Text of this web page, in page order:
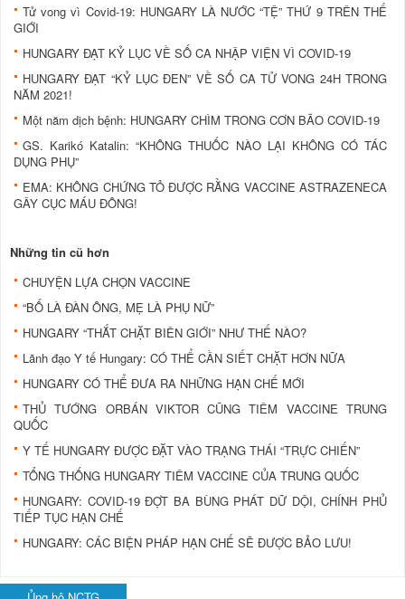
Tử vong vì Covid-19: HUNGARY LÀ NƯỚC “TỆ” THỨ 9 TRÊN THẾ
GIỚI
HUNGARY ĐẠT KỶ LỤC VỀ SỐ CA NHẬP VIỆN VÌ COVID-19
HUNGARY ĐẠT “KỶ LỤC ĐEN” VỀ SỐ CA TỬ VONG 24H TRONG
NĂM 2021!
Một năm dịch bệnh: HUNGARY CHÌM TRONG CƠN BÃO COVID-19
GS. Karikó Katalin: “KHÔNG THUỐC NÀO LẠI KHÔNG CÓ TÁC
DỤNG PHỤ”
EMA: KHÔNG CHỨNG TỎ ĐƯỢC RẰNG VACCINE ASTRAZENECA
GÂY CỤC MÁU ĐÔNG!
Những tin cũ hơn
CHUYỆN LỰA CHỌN VACCINE
“BỐ LÀ ĐÀN ÔNG, MẸ LÀ PHỤ NỮ”
HUNGARY “THẮT CHẶT BIÊN GIỚI” NHƯ THẾ NÀO?
Lãnh đạo Y tế Hungary: CÓ THỂ CẦN SIẾT CHẶT HƠN NỮA
HUNGARY CÓ THỂ ĐƯA RA NHỮNG HẠN CHẾ MỚI
THỦ TƯỚNG ORBÁN VIKTOR CŨNG TIÊM VACCINE TRUNG
QUỐC
Y TẾ HUNGARY ĐƯỢC ĐẶT VÀO TRẠNG THÁI “TRỰC CHIẾN”
TỔNG THỐNG HUNGARY TIÊM VACCINE CỦA TRUNG QUỐC
HUNGARY: COVID-19 ĐỢT BA BÙNG PHÁT DỮ DỘI, CHÍNH PHỦ
TIẾP TỤC HẠN CHẾ
HUNGARY: CÁC BIỆN PHÁP HẠN CHẾ SẼ ĐƯỢC BẢO LƯU!